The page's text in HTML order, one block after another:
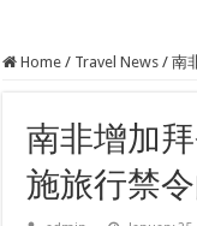
Home / Travel News / 南
南非增加
施旅行禁